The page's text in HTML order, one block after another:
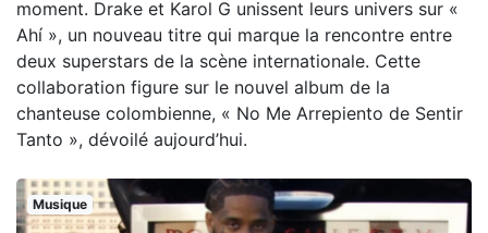
moment. Drake et Karol G unissent leurs univers sur «
Ahí », un nouveau titre qui marque la rencontre entre
deux superstars de la scène internationale. Cette
collaboration figure sur le nouvel album de la
chanteuse colombienne, « No Me Arrepiento de Sentir
Tanto », dévoilé aujourd’hui.
Musique